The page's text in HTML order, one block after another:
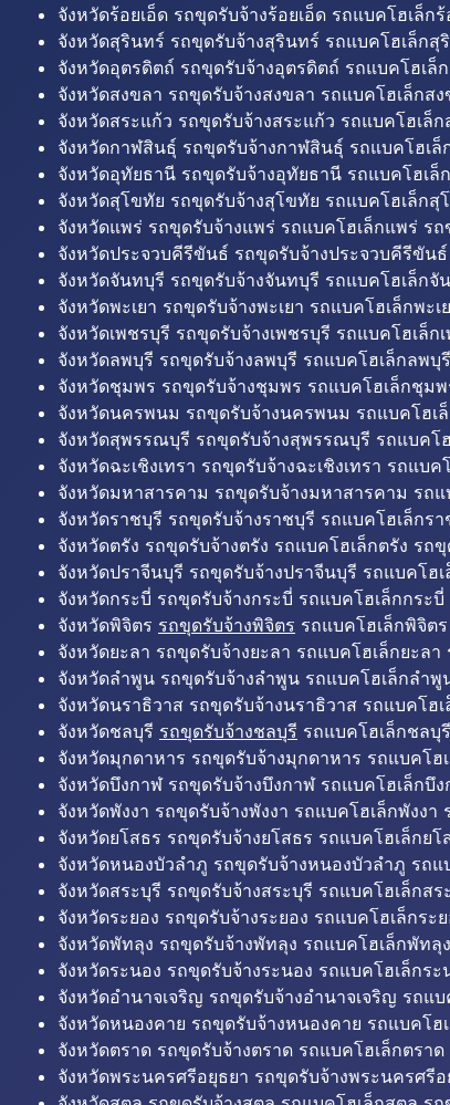
จังหวัดร้อยเอ็ด รถขุดรับจ้างร้อยเอ็ด รถแบคโฮเล็ก
จังหวัดสุรินทร์ รถขุดรับจ้างสุรินทร์ รถแบคโฮเล็ก
จังหวัดอุตรดิตถ์ รถขุดรับจ้างอุตรดิตถ์ รถแบคโฮเ
จังหวัดสงขลา รถขุดรับจ้างสงขลา รถแบคโฮเล็กส
จังหวัดสระแก้ว รถขุดรับจ้างสระแก้ว รถแบคโฮเล็
จังหวัดกาฬสินธุ์ รถขุดรับจ้างกาฬสินธุ์ รถแบคโฮเ
จังหวัดอุทัยธานี รถขุดรับจ้างอุทัยธานี รถแบคโฮเ
จังหวัดสุโขทัย รถขุดรับจ้างสุโขทัย รถแบคโฮเล็ก
จังหวัดแพร่ รถขุดรับจ้างแพร่ รถแบคโฮเล็กแพร่ ร
จังหวัดประจวบคีรีขันธ์ รถขุดรับจ้างประจวบคีรีขัน
จังหวัดจันทบุรี รถขุดรับจ้างจันทบุรี รถแบคโฮเล็ก
จังหวัดพะเยา รถขุดรับจ้างพะเยา รถแบคโฮเล็กพะ
จังหวัดเพชรบุรี รถขุดรับจ้างเพชรบุรี รถแบคโฮเล็
จังหวัดลพบุรี รถขุดรับจ้างลพบุรี รถแบคโฮเล็กลพ
จังหวัดชุมพร รถขุดรับจ้างชุมพร รถแบคโฮเล็กชุม
จังหวัดนครพนม รถขุดรับจ้างนครพนม รถแบคโฮ
จังหวัดสุพรรณบุรี รถขุดรับจ้างสุพรรณบุรี รถแบค
จังหวัดฉะเชิงเทรา รถขุดรับจ้างฉะเชิงเทรา รถแบ
จังหวัดมหาสารคาม รถขุดรับจ้างมหาสารคาม รถ
จังหวัดราชบุรี รถขุดรับจ้างราชบุรี รถแบคโฮเล็กร
จังหวัดตรัง รถขุดรับจ้างตรัง รถแบคโฮเล็กตรัง รถ
จังหวัดปราจีนบุรี รถขุดรับจ้างปราจีนบุรี รถแบคโฮ
จังหวัดกระบี่ รถขุดรับจ้างกระบี่ รถแบคโฮเล็กกระ
จังหวัดพิจิตร รถขุดรับจ้างพิจิตร รถแบคโฮเล็กพิจิต
จังหวัดยะลา รถขุดรับจ้างยะลา รถแบคโฮเล็กยะล
จังหวัดลำพูน รถขุดรับจ้างลำพูน รถแบคโฮเล็กลำ
จังหวัดนราธิวาส รถขุดรับจ้างนราธิวาส รถแบคโฮ
จังหวัดชลบุรี รถขุดรับจ้างชลบุรี รถแบคโฮเล็กชลบุ
จังหวัดมุกดาหาร รถขุดรับจ้างมุกดาหาร รถแบคโ
จังหวัดบึงกาฬ รถขุดรับจ้างบึงกาฬ รถแบคโฮเล็กบึ
จังหวัดพังงา รถขุดรับจ้างพังงา รถแบคโฮเล็กพังง
จังหวัดยโสธร รถขุดรับจ้างยโสธร รถแบคโฮเล็กย
จังหวัดหนองบัวลำภู รถขุดรับจ้างหนองบัวลำภู รถ
จังหวัดสระบุรี รถขุดรับจ้างสระบุรี รถแบคโฮเล็กส
จังหวัดระยอง รถขุดรับจ้างระยอง รถแบคโฮเล็กร
จังหวัดพัทลุง รถขุดรับจ้างพัทลุง รถแบคโฮเล็กพัท
จังหวัดระนอง รถขุดรับจ้างระนอง รถแบคโฮเล็กร
จังหวัดอำนาจเจริญ รถขุดรับจ้างอำนาจเจริญ รถแ
จังหวัดหนองคาย รถขุดรับจ้างหนองคาย รถแบคโ
จังหวัดตราด รถขุดรับจ้างตราด รถแบคโฮเล็กตรา
จังหวัดพระนครศรีอยุธยา รถขุดรับจ้างพระนครศรี